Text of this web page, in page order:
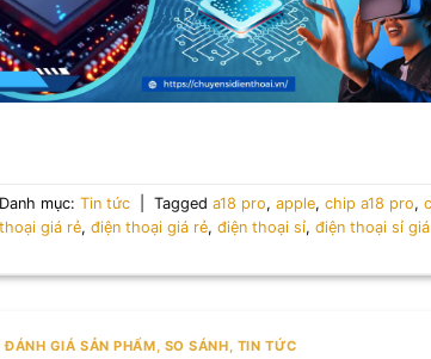
Danh mục:Tin tức Taggeda18 pro,apple,chip a18 pro,
thoại giá rẻ,điện thoại giá rẻ,điện thoại sỉ,điện thoại sỉ
ĐÁNH GIÁ SẢN PHẨM, SO SÁNH, TIN TỨC